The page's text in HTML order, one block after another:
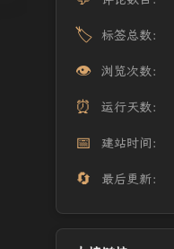
🏷️ 标签总数：
👁️ 浏览次数：
⏰ 运行天数：
📅 建站时间：
🔄 最后更新：